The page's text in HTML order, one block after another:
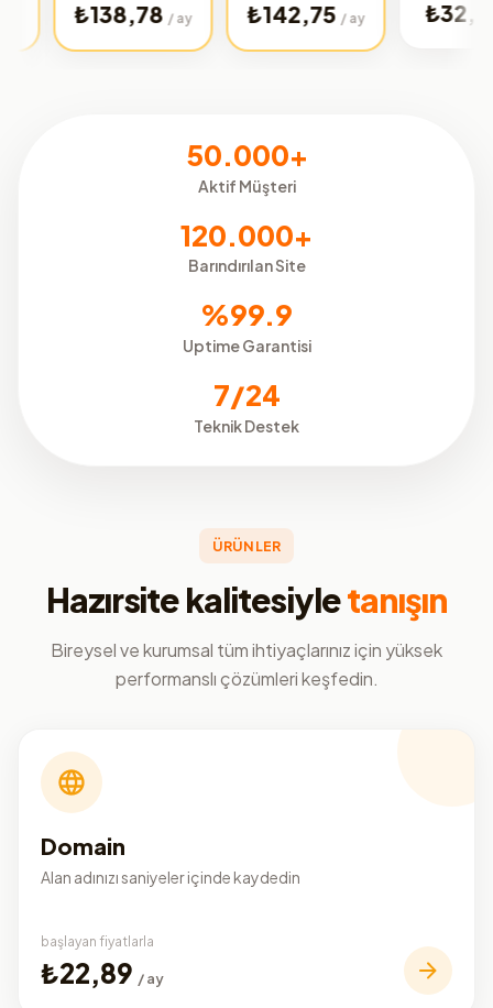
₺138,78 / ay ₺142,75 / ay ₺32,02 / ay
50.000+
Aktif Müşteri
120.000+
Barındırılan Site
%99.9
Uptime Garantisi
7/24
Teknik Destek
ÜRÜNLER
Hazırsite kalitesiyletanışın
Bireysel ve kurumsal tüm ihtiyaçlarınız için yüksek
performanslı çözümleri keşfedin.
Domain
Alan adınızı saniyeler içinde kaydedin
başlayan fiyatlarla
₺22,89 / ay